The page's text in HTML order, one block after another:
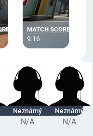
9:16
Neznámý
N/A
Neznámý
N/A